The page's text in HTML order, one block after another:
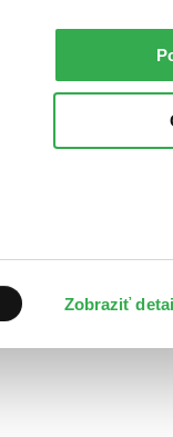
Zobraziť